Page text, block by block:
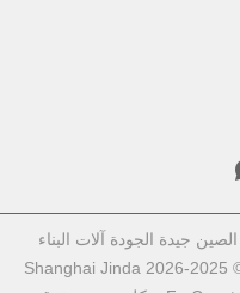
جيدة الجودة آلات البناء
المستعملة المورد. حقوق الطبع والنشر © 2025-2026 Shanghai Jinda